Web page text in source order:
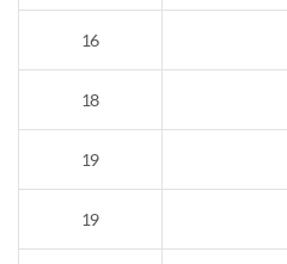
16
18
19
19